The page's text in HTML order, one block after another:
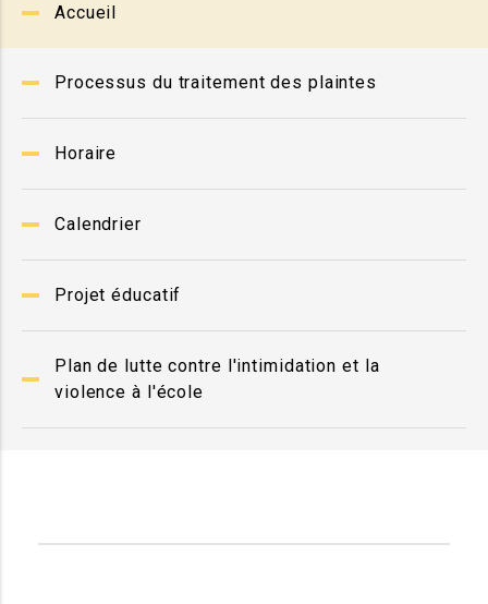
Accueil
Processus du traitement des plaintes
Horaire
Calendrier
Projet éducatif
Plan de lutte contre l'intimidation et la
violence à l'école